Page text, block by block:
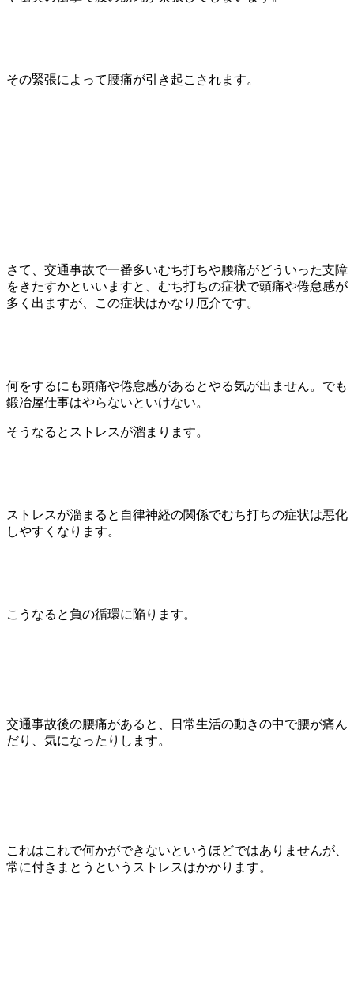
その緊張によって腰痛が引き起こされます。
さて、交通事故で一番多いむち打ちや腰痛がどういった支障
をきたすかといいますと、むち打ちの症状で頭痛や倦怠感が
多く出ますが、この症状はかなり厄介です。
何をするにも頭痛や倦怠感があるとやる気が出ません。でも
鍛冶屋仕事はやらないといけない。
そうなるとストレスが溜まります。
ストレスが溜まると自律神経の関係でむち打ちの症状は悪化
しやすくなります。
こうなると負の循環に陥ります。
交通事故後の腰痛があると、日常生活の動きの中で腰が痛ん
だり、気になったりします。
これはこれで何かができないというほどではありませんが、
常に付きまとうというストレスはかかります。